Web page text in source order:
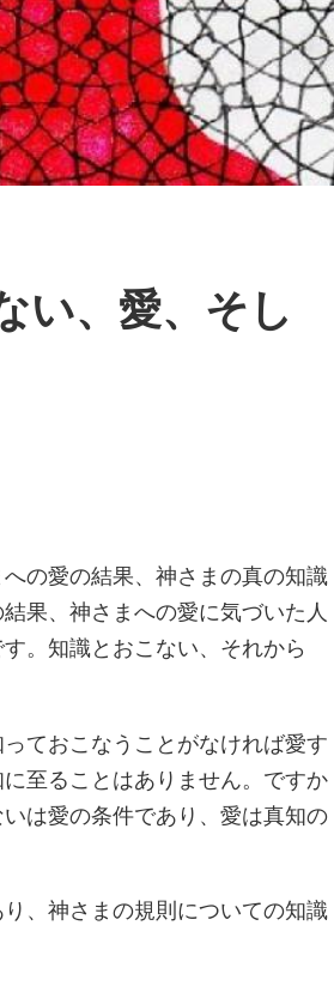
い、愛、そし
の愛の結果、神さまの真の知識
果、神さまへの愛に気づいた人
。知識とおこない、それから
ておこなうことがなければ愛す
至ることはありません。ですか
は愛の条件であり、愛は真知の
、神さまの規則についての知識